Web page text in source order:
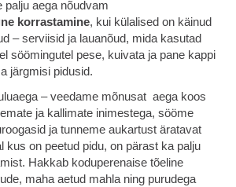
palju aega nõudvam
korrastamine, kui külalised on käinud
– serviisid ja lauanõud, mida kasutad
söömingutel pese, kuivata ja pane kappi
järgmisi pidusid.
– veedame mõnusat aega koos
ja kallimate inimestega, sööme
ja tunneme aukartust äratavat
kus on peetud pidu, on pärast ka palju
Hakkab koduperenaise tõeline
maha aetud mahla ning purudega